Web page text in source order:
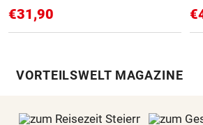
€31,90
VORTEILSWELT MAGAZINE